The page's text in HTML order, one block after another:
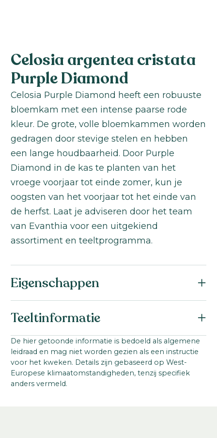
Celosia argentea cristata
Purple Diamond
Celosia Purple Diamond heeft een robuuste
bloemkam met een intense paarse rode
kleur. De grote, volle bloemkammen worden
gedragen door stevige stelen en hebben
een lange houdbaarheid. Door Purple
Diamond in de kas te planten van het
vroege voorjaar tot einde zomer, kun je
oogsten van het voorjaar tot het einde van
de herfst. Laat je adviseren door het team
van Evanthia voor een uitgekiend
assortiment en teeltprogramma.
Eigenschappen
Celosia argentea cristata
Familie:
Amaranthaceae
Serienaam:
Specialties
Teeltinformatie
Startmateriaal:
Zaad
Steellengte:
80-120cm
De hier getoonde informatie is bedoeld als algemene
leidraad en mag niet worden gezien als een instructie
voor het kweken. Details zijn gebaseerd op West-
Europese klimaatomstandigheden, tenzij specifiek
anders vermeld.